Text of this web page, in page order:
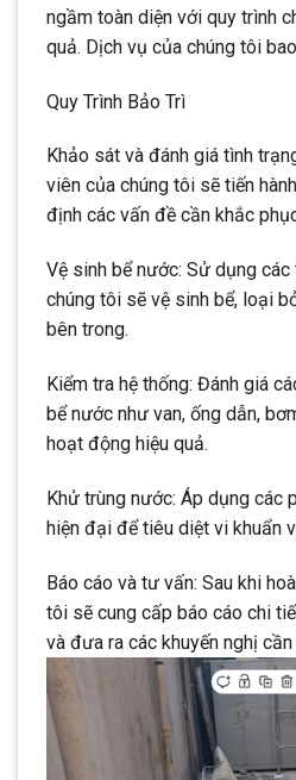
ngầm toàn diện với quy trình
quả. Dịch vụ của chúng tôi
Quy Trình Bảo Trì
Khảo sát và đánh giá tình
viên của chúng tôi sẽ tiến
định các vấn đề cần khắc
Vệ sinh bể nước: Sử dụng
chúng tôi sẽ vệ sinh bể, loại
bên trong.
Kiểm tra hệ thống: Đánh giá
bể nước như van, ống dẫn,
hoạt động hiệu quả.
Khử trùng nước: Áp dụng các
hiện đại để tiêu diệt vi khuẩn
Báo cáo và tư vấn: Sau khi
tôi sẽ cung cấp báo cáo chi
và đưa ra các khuyến nghị cần